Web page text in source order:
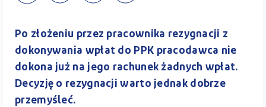
A
Po złożeniu przez pracownika rezygnacji z
dokonywania wpłat do PPK pracodawca nie
dokona już na jego rachunek żadnych wpłat.
Decyzję o rezygnacji warto jednak dobrze
przemyśleć.